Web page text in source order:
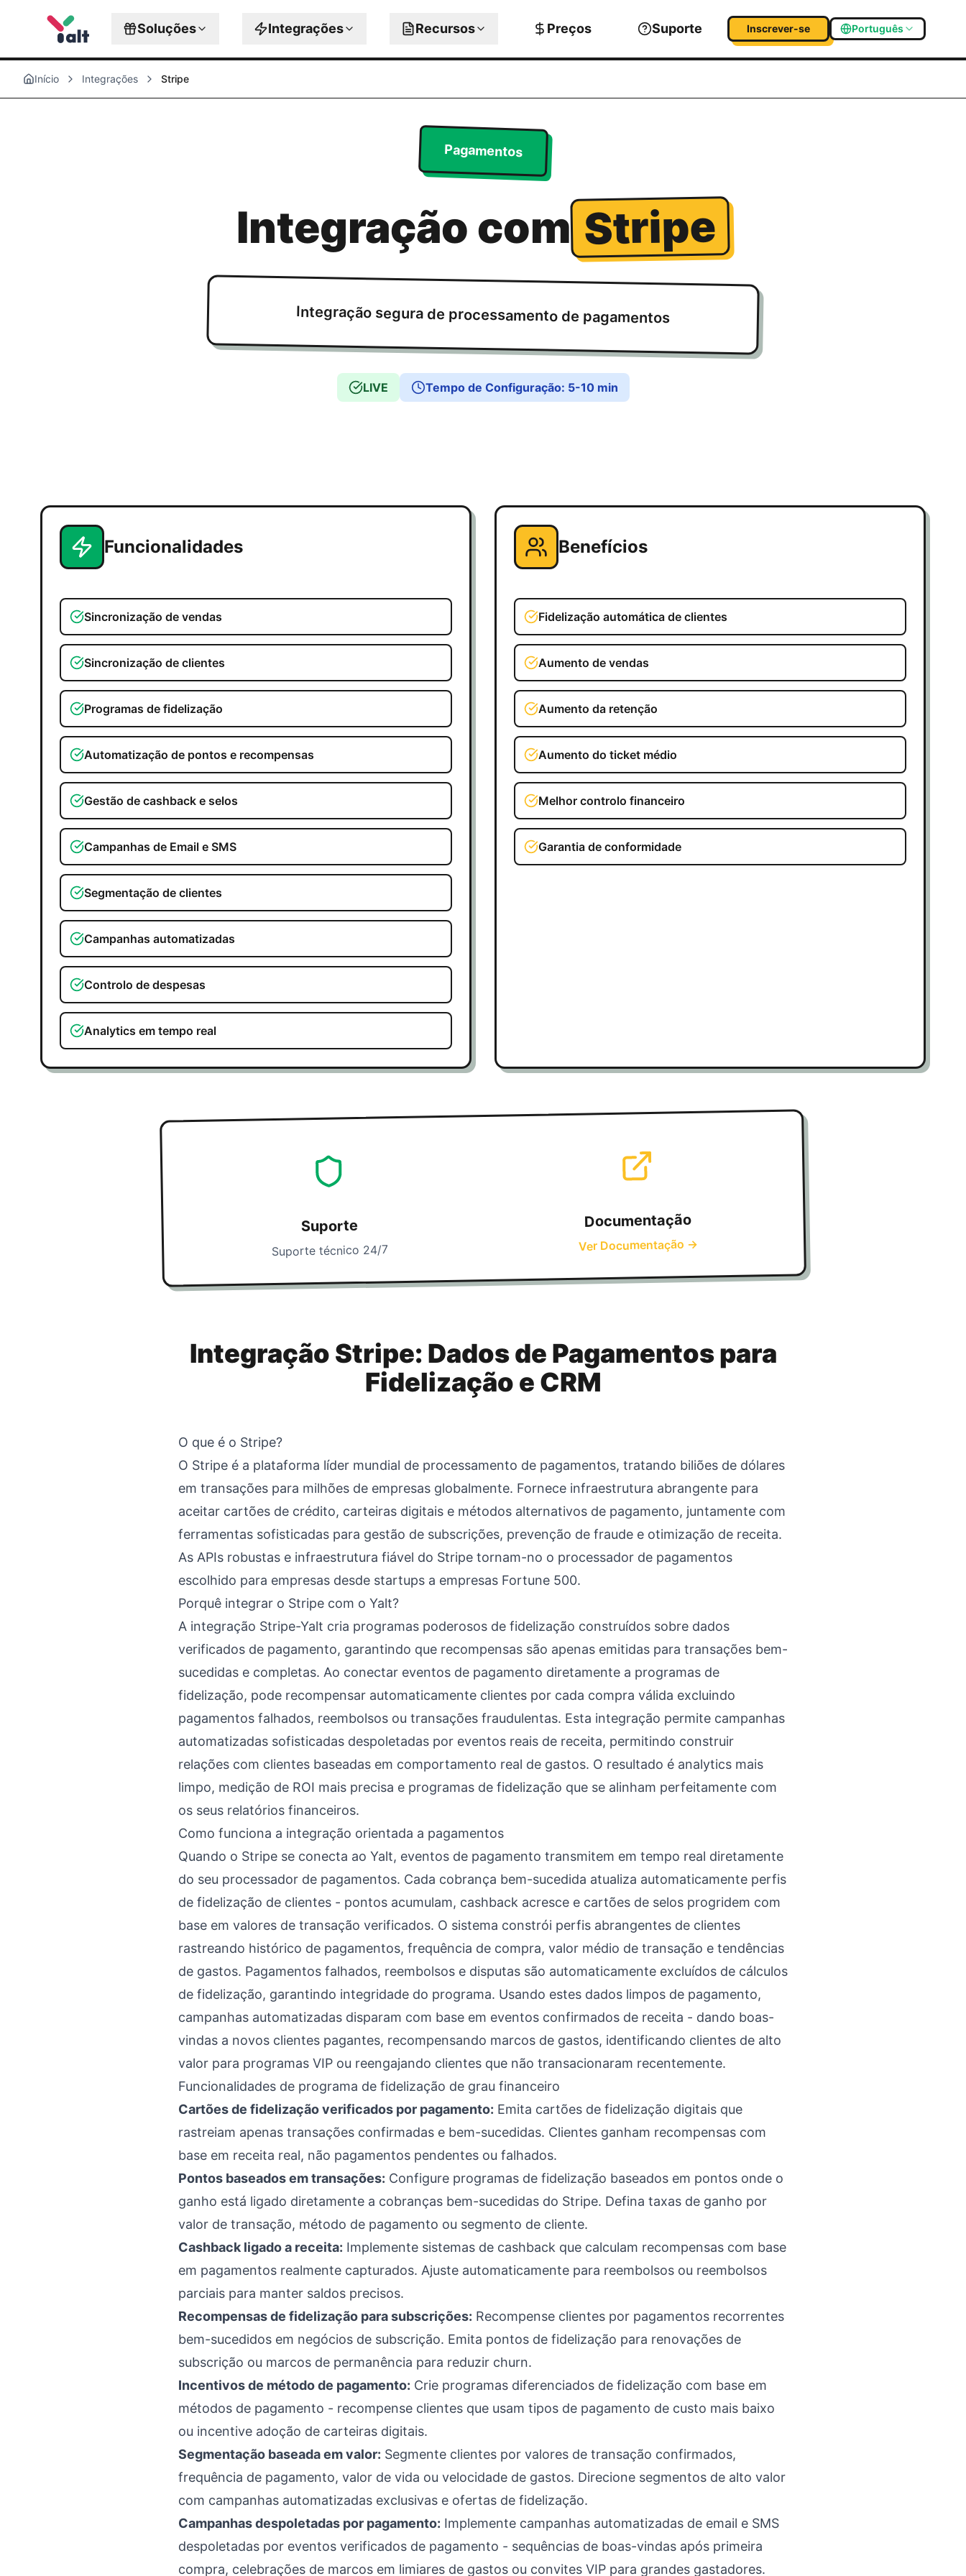
Soluções Integrações Recursos Preços Suporte Inscrever-se Português
Início Integrações Stripe
Pagamentos
Integração com Stripe
Integração segura de processamento de pagamentos
LIVE Tempo de Configuração: 5-10 min
Funcionalidades
Sincronização de vendas
Sincronização de clientes
Programas de fidelização
Automatização de pontos e recompensas
Gestão de cashback e selos
Campanhas de Email e SMS
Segmentação de clientes
Campanhas automatizadas
Controlo de despesas
Analytics em tempo real
Benefícios
Fidelização automática de clientes
Aumento de vendas
Aumento da retenção
Aumento do ticket médio
Melhor controlo financeiro
Garantia de conformidade
Suporte
Suporte técnico 24/7
Documentação
Ver Documentação →
Integração Stripe: Dados de Pagamentos para
Fidelização e CRM
O que é o Stripe?
O Stripe é a plataforma líder mundial de processamento de pagamentos, tratando biliões de dólares
em transações para milhões de empresas globalmente. Fornece infraestrutura abrangente para
aceitar cartões de crédito, carteiras digitais e métodos alternativos de pagamento, juntamente com
ferramentas sofisticadas para gestão de subscrições, prevenção de fraude e otimização de receita.
As APIs robustas e infraestrutura fiável do Stripe tornam-no o processador de pagamentos
escolhido para empresas desde startups a empresas Fortune 500.
Porquê integrar o Stripe com o Yalt?
A integração Stripe-Yalt cria programas poderosos de fidelização construídos sobre dados
verificados de pagamento, garantindo que recompensas são apenas emitidas para transações bem-
sucedidas e completas. Ao conectar eventos de pagamento diretamente a programas de
fidelização, pode recompensar automaticamente clientes por cada compra válida excluindo
pagamentos falhados, reembolsos ou transações fraudulentas. Esta integração permite campanhas
automatizadas sofisticadas despoletadas por eventos reais de receita, permitindo construir
relações com clientes baseadas em comportamento real de gastos. O resultado é analytics mais
limpo, medição de ROI mais precisa e programas de fidelização que se alinham perfeitamente com
os seus relatórios financeiros.
Como funciona a integração orientada a pagamentos
Quando o Stripe se conecta ao Yalt, eventos de pagamento transmitem em tempo real diretamente
do seu processador de pagamentos. Cada cobrança bem-sucedida atualiza automaticamente perfis
de fidelização de clientes - pontos acumulam, cashback acresce e cartões de selos progridem com
base em valores de transação verificados. O sistema constrói perfis abrangentes de clientes
rastreando histórico de pagamentos, frequência de compra, valor médio de transação e tendências
de gastos. Pagamentos falhados, reembolsos e disputas são automaticamente excluídos de cálculos
de fidelização, garantindo integridade do programa. Usando estes dados limpos de pagamento,
campanhas automatizadas disparam com base em eventos confirmados de receita - dando boas-
vindas a novos clientes pagantes, recompensando marcos de gastos, identificando clientes de alto
valor para programas VIP ou reengajando clientes que não transacionaram recentemente.
Funcionalidades de programa de fidelização de grau financeiro
Cartões de fidelização verificados por pagamento: Emita cartões de fidelização digitais que
rastreiam apenas transações confirmadas e bem-sucedidas. Clientes ganham recompensas com
base em receita real, não pagamentos pendentes ou falhados.
Pontos baseados em transações: Configure programas de fidelização baseados em pontos onde o
ganho está ligado diretamente a cobranças bem-sucedidas do Stripe. Defina taxas de ganho por
valor de transação, método de pagamento ou segmento de cliente.
Cashback ligado a receita: Implemente sistemas de cashback que calculam recompensas com base
em pagamentos realmente capturados. Ajuste automaticamente para reembolsos ou reembolsos
parciais para manter saldos precisos.
Recompensas de fidelização para subscrições: Recompense clientes por pagamentos recorrentes
bem-sucedidos em negócios de subscrição. Emita pontos de fidelização para renovações de
subscrição ou marcos de permanência para reduzir churn.
Incentivos de método de pagamento: Crie programas diferenciados de fidelização com base em
métodos de pagamento - recompense clientes que usam tipos de pagamento de custo mais baixo
ou incentive adoção de carteiras digitais.
Segmentação baseada em valor: Segmente clientes por valores de transação confirmados,
frequência de pagamento, valor de vida ou velocidade de gastos. Direcione segmentos de alto valor
com campanhas automatizadas exclusivas e ofertas de fidelização.
Campanhas despoletadas por pagamento: Implemente campanhas automatizadas de email e SMS
despoletadas por eventos verificados de pagamento - sequências de boas-vindas após primeira
compra, celebrações de marcos em limiares de gastos ou convites VIP para grandes gastadores.